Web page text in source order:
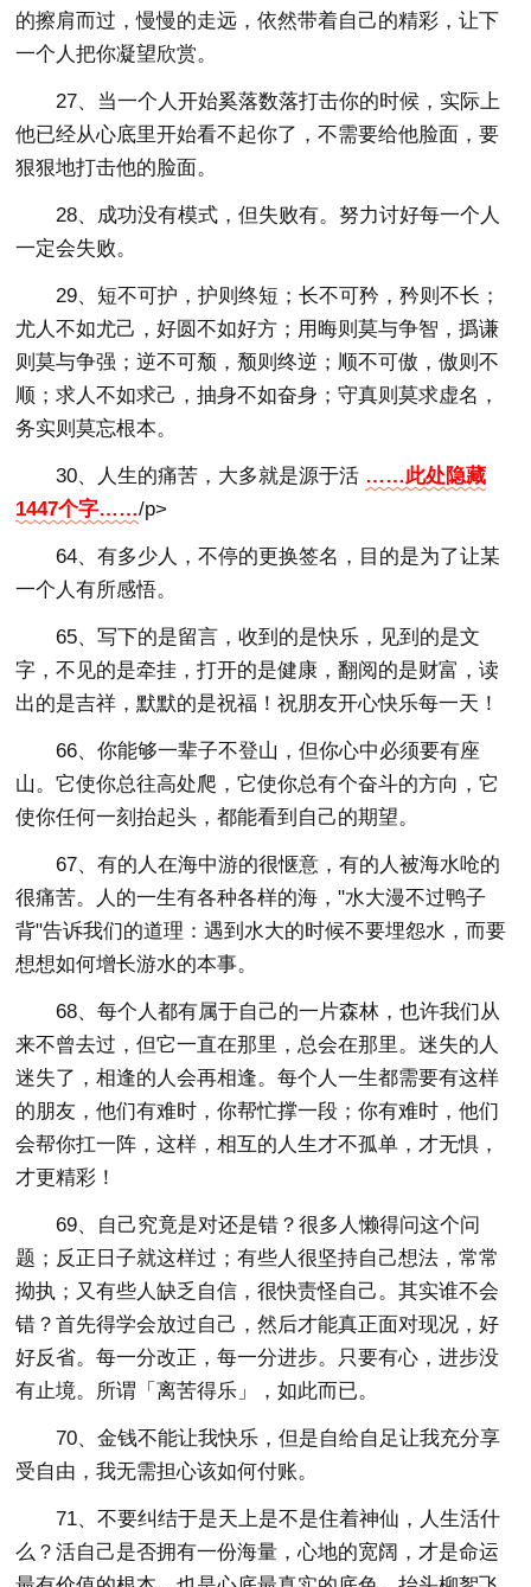
的擦肩而过，慢慢的走远，依然带着自己的精彩，让下
一个人把你凝望欣赏。
27、当一个人开始奚落数落打击你的时候，实际上
他已经从心底里开始看不起你了，不需要给他脸面，要
狠狠地打击他的脸面。
28、成功没有模式，但失败有。努力讨好每一个人
一定会失败。
29、短不可护，护则终短；长不可矜，矜则不长；
尤人不如尤己，好圆不如好方；用晦则莫与争智，撝谦
则莫与争强；逆不可颓，颓则终逆；顺不可傲，傲则不
顺；求人不如求己，抽身不如奋身；守真则莫求虚名，
务实则莫忘根本。
30、人生的痛苦，大多就是源于活 ……此处隐藏
1447个字……/p>
64、有多少人，不停的更换签名，目的是为了让某
一个人有所感悟。
65、写下的是留言，收到的是快乐，见到的是文
字，不见的是牵挂，打开的是健康，翻阅的是财富，读
出的是吉祥，默默的是祝福！祝朋友开心快乐每一天！
66、你能够一辈子不登山，但你心中必须要有座
山。它使你总往高处爬，它使你总有个奋斗的方向，它
使你任何一刻抬起头，都能看到自己的期望。
67、有的人在海中游的很惬意，有的人被海水呛的
很痛苦。人的一生有各种各样的海，"水大漫不过鸭子
背"告诉我们的道理：遇到水大的时候不要埋怨水，而要
想想如何增长游水的本事。
68、每个人都有属于自己的一片森林，也许我们从
来不曾去过，但它一直在那里，总会在那里。迷失的人
迷失了，相逢的人会再相逢。每个人一生都需要有这样
的朋友，他们有难时，你帮忙撑一段；你有难时，他们
会帮你扛一阵，这样，相互的人生才不孤单，才无惧，
才更精彩！
69、自己究竟是对还是错？很多人懒得问这个问
题；反正日子就这样过；有些人很坚持自己想法，常常
拗执；又有些人缺乏自信，很快责怪自己。其实谁不会
错？首先得学会放过自己，然后才能真正面对现况，好
好反省。每一分改正，每一分进步。只要有心，进步没
有止境。所谓「离苦得乐」，如此而已。
70、金钱不能让我快乐，但是自给自足让我充分享
受自由，我无需担心该如何付账。
71、不要纠结于是天上是不是住着神仙，人生活什
么？活自己是否拥有一份海量，心地的宽阔，才是命运